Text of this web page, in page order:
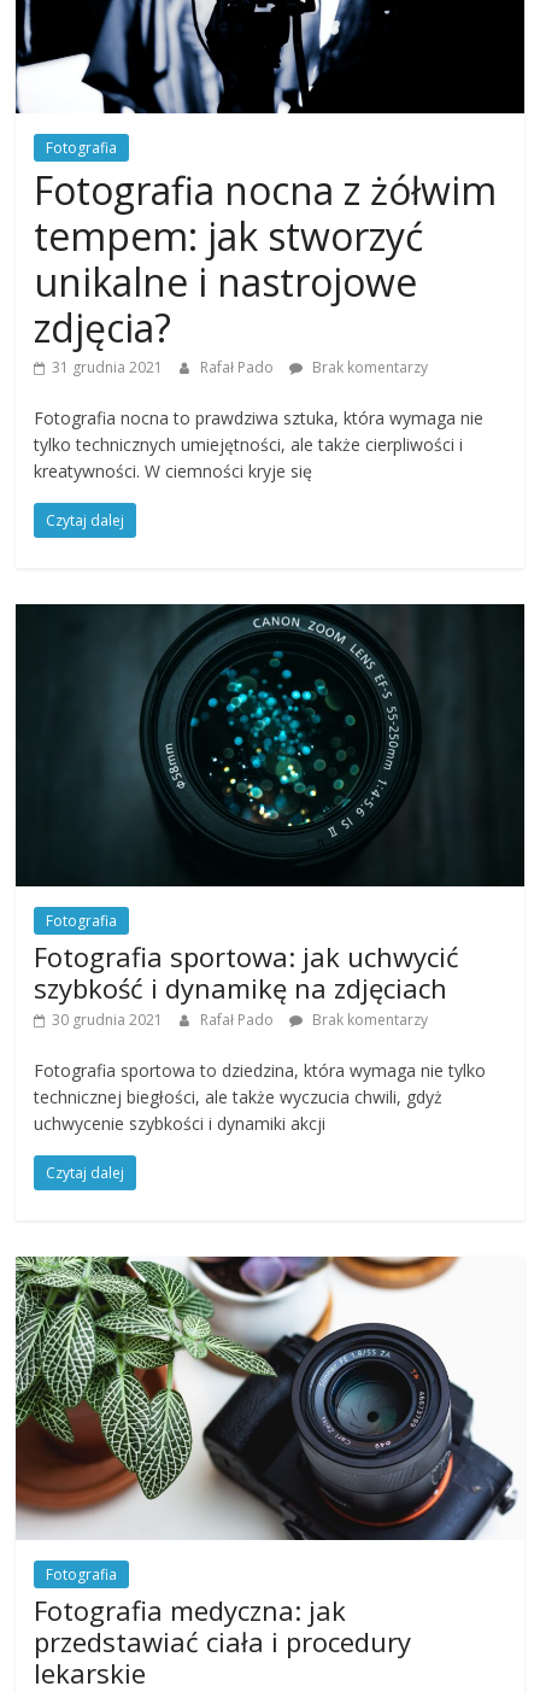
Fotografia
Fotografia nocna z żółwim
tempem: jak stworzyć
unikalne i nastrojowe
zdjęcia?
31 grudnia 2021 Rafał Pado Brak komentarzy
Fotografia nocna to prawdziwa sztuka, która wymaga nie
tylko technicznych umiejętności, ale także cierpliwości i
kreatywności. W ciemności kryje się
Czytaj dalej
Fotografia
Fotografia sportowa: jak uchwycić
szybkość i dynamikę na zdjęciach
30 grudnia 2021 Rafał Pado Brak komentarzy
Fotografia sportowa to dziedzina, która wymaga nie tylko
technicznej biegłości, ale także wyczucia chwili, gdyż
uchwycenie szybkości i dynamiki akcji
Czytaj dalej
Fotografia
Fotografia medyczna: jak
przedstawiać ciała i procedury
lekarskie